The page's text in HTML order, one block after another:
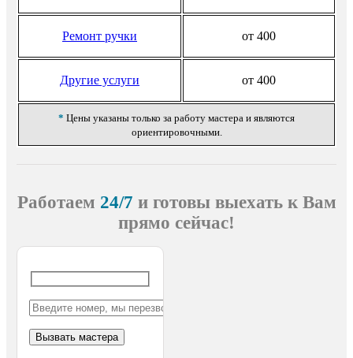
Ремонт ручки от 400
Другие услуги от 400
* Цены указаны только за работу мастера и являются
ориентировочными.
Работаем 24/7 и готовы выехать к Вам
прямо сейчас!